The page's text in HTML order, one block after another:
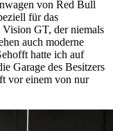
von Red Bull
für das
GT, der niemals
auch moderne
hatte ich auf
Garage des Besitzers
vor einem von nur